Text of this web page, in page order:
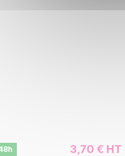
3,70 € HT